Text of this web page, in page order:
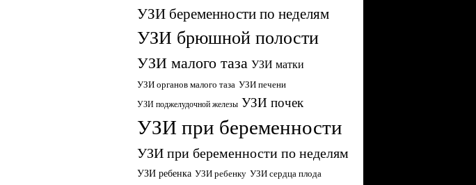
УЗИ беременности по неделям
УЗИ брюшной полости
УЗИ малого таза УЗИ матки
УЗИ органов малого таза УЗИ печени
УЗИ поджелудочной железы УЗИ почек
УЗИ при беременности
УЗИ при беременности по неделям
УЗИ ребенка УЗИ ребенку УЗИ сердца плода